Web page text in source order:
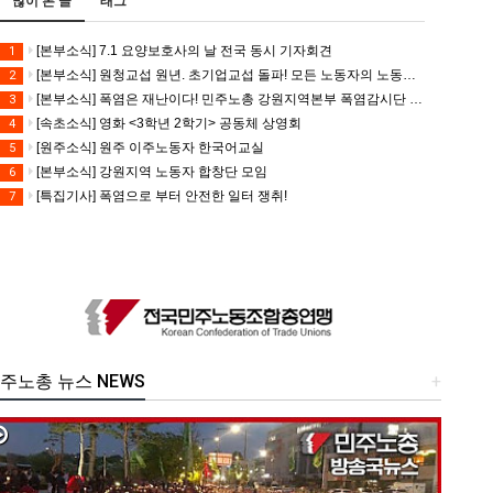
1 [본부소식] 7.1 요양보호사의 날 전국 동시 기자회견
2 [본부소식] 원청교섭 원년. 초기업교섭 돌파! 모든 노동자의 노동기본권 쟁취! 민주노총 7.15 총파업대회
3 [본부소식] 폭염은 재난이다! 민주노총 강원지역본부 폭염감시단 선포 기자회견
4 [속초소식] 영화 <3학년 2학기> 공동체 상영회
5 [원주소식] 원주 이주노동자 한국어교실
6 [본부소식] 강원지역 노동자 합창단 모임
7 [특집기사] 폭염으로 부터 안전한 일터 쟁취!
+
노총 뉴스 NEWS